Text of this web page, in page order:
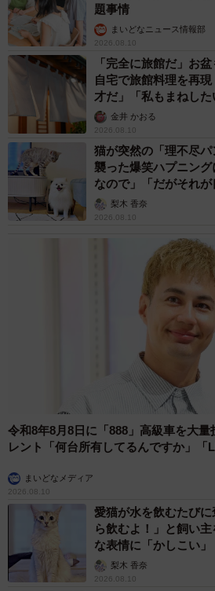
題事情
まいどなニュース情報部
2026.08.10
「完全に旅館だ」お
自宅で旅館料理を再
才だ」「私もまねした
金井 かおる
2026.08.10
猫が突然の「理不尽
襲った爆笑ハプニン
なので」「だがそれ
いいね」
梨木 香奈
2026.08.10
令和8年8月8日に「888」高級車を大
レント「何台所有してるんですか」「
まいどなメディア
2026.08.10
愛猫が水を飲むたび
ら飲むよ！」と飼い
な表情に「かしこい」
梨木 香奈
2026.08.10